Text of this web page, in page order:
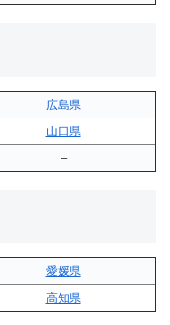
広島県
山口県
–
愛媛県
高知県